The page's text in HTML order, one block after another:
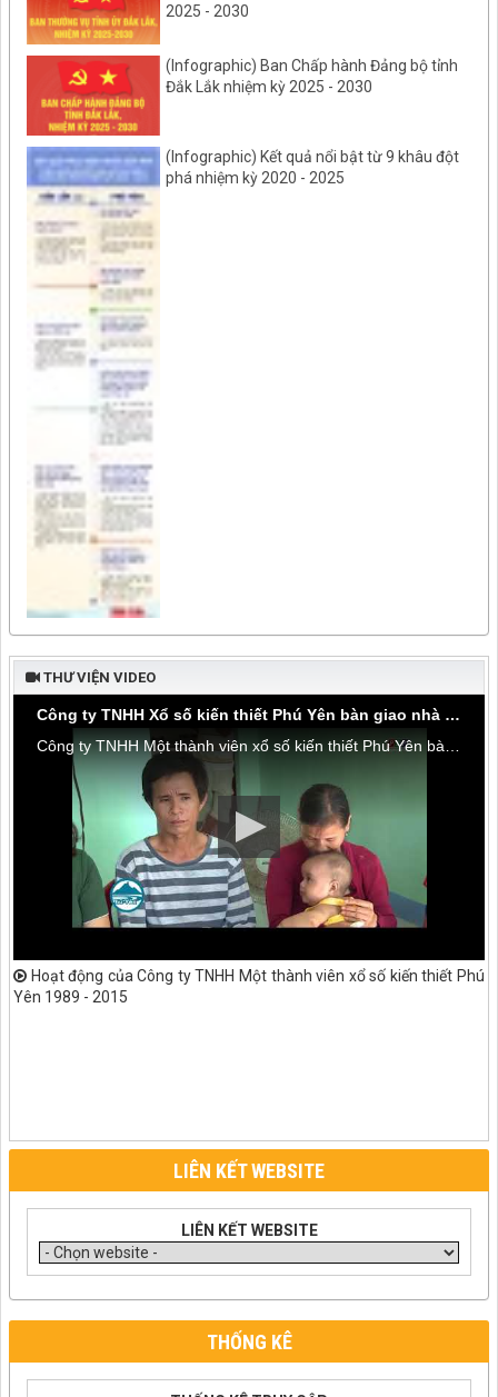
2025 - 2030
(Infographic) Ban Chấp hành Đảng bộ tỉnh
Đắk Lắk nhiệm kỳ 2025 - 2030
(Infographic) Kết quả nổi bật từ 9 khâu đột
phá nhiệm kỳ 2020 - 2025
THƯ VIỆN VIDEO
Công ty TNHH Xổ số kiến thiết Phú Yên bàn giao nhà tình thương tại thôn Hòa Đa, xã An Mỹ
Hoạt động của Công ty TNHH Một thành viên xổ số kiến thiết Phú
Yên 1989 - 2015
LIÊN KẾT WEBSITE
LIÊN KẾT WEBSITE
THỐNG KÊ